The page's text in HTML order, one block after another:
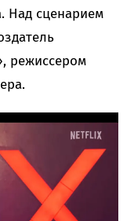
Над сценарием
режиссером